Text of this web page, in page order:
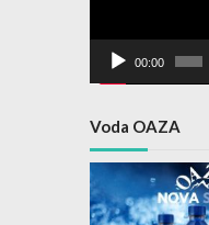
00:00
Voda OAZA